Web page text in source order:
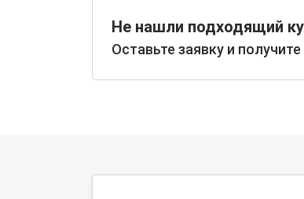
Не нашли подходящий
Оставьте заявку и